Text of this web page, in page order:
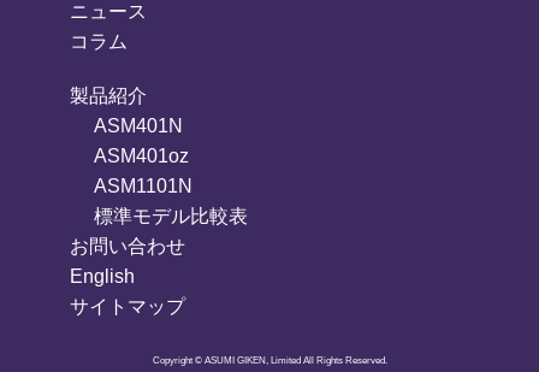
ニュース
コラム
製品紹介
ASM401N
ASM401oz
ASM1101N
標準モデル比較表
お問い合わせ
English
サイトマップ
Copyright © ASUMI GIKEN, Limited All Rights Reserved.